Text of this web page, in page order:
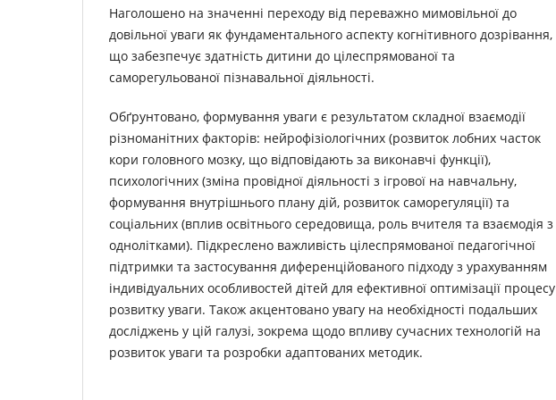
Наголошено на значенні переходу від переважно мимовільної до
довільної уваги як фундаментального аспекту когнітивного дозрівання,
що забезпечує здатність дитини до цілеспрямованої та
саморегульованої пізнавальної діяльності.
Обґрунтовано, формування уваги є результатом складної взаємодії
різноманітних факторів: нейрофізіологічних (розвиток лобних часток
кори головного мозку, що відповідають за виконавчі функції),
психологічних (зміна провідної діяльності з ігрової на навчальну,
формування внутрішнього плану дій, розвиток саморегуляції) та
соціальних (вплив освітнього середовища, роль вчителя та взаємодія з
однолітками). Підкреслено важливість цілеспрямованої педагогічної
підтримки та застосування диференційованого підходу з урахуванням
індивідуальних особливостей дітей для ефективної оптимізації процесу
розвитку уваги. Також акцентовано увагу на необхідності подальших
досліджень у цій галузі, зокрема щодо впливу сучасних технологій на
розвиток уваги та розробки адаптованих методик.